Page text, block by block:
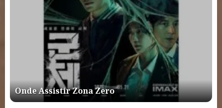
Onde Assistir Zona Zero